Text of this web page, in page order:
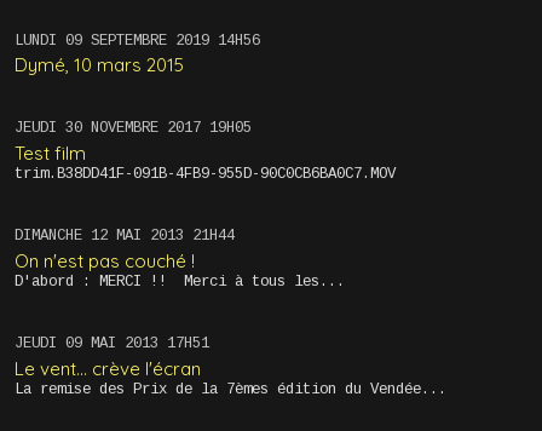
LUNDI 09 SEPTEMBRE 2019 14H56
Dymé, 10 mars 2015
JEUDI 30 NOVEMBRE 2017 19H05
Test film
trim.B38DD41F-091B-4FB9-955D-90C0CB6BA0C7.MOV
DIMANCHE 12 MAI 2013 21H44
On n'est pas couché !
D'abord : MERCI !! Merci à tous les...
JEUDI 09 MAI 2013 17H51
Le vent... crève l'écran
La remise des Prix de la 7èmes édition du Vendée...